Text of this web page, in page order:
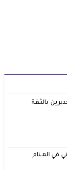
بالثقة
في المنام